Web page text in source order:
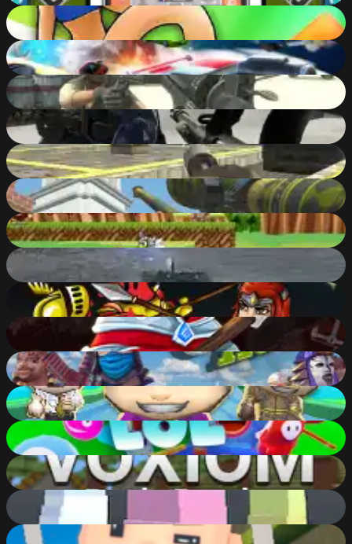
What a Leg
72 %
Burnin Rubber Multiplayer
79%
Wild West Clash
88
%
Critical Strike Global Ops
83
Call of Ops 3
88%
Counter Craft 3
88%
Dino Meat Hunt 3 Extra
51%
Tank Off
88
Headless
79
WarCall.io
86
Ninja Clash Heroes
85%
Chibi Fall Guys Run Knockdown
78%
LOLBeans.io
84%
Voxiom.io - Voxel Shooter Featuring Battle Royale!
90%
Towerz.io
78
Kogama Pro Run